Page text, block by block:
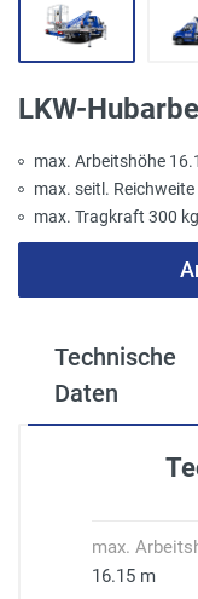
LKW-
max. Arbeitshöhe
max. seitl.
max. Tragkraft 300 kg
Technische
Daten
max.
16.15 m